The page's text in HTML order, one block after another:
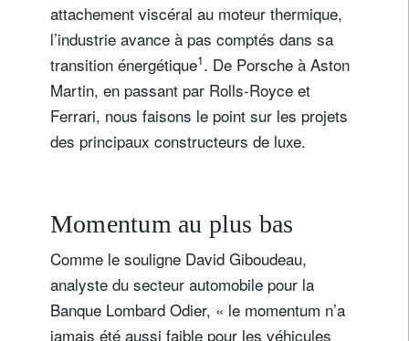
attachement viscéral au moteur thermique,
l’industrie avance à pas comptés dans sa
transition énergétique1. De Porsche à Aston
Martin, en passant par Rolls-Royce et
Ferrari, nous faisons le point sur les projets
des principaux constructeurs de luxe.
Momentum au plus bas
Comme le souligne David Giboudeau,
analyste du secteur automobile pour la
Banque Lombard Odier, « le momentum n’a
jamais été aussi faible pour les véhicules